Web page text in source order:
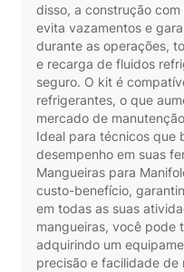
disso, a construção
evita vazamentos e
durante as operações,
e recarga de fluidos
seguro. O kit é
refrigerantes, o que
mercado de
Ideal para técnicos que
desempenho em suas
Mangueiras para
custo-benefício,
em todas as suas
mangueiras, você pode
adquirindo um
precisão e facilidade de